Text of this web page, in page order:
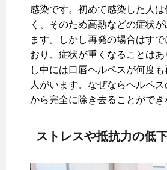
感染です。初めて感染した人
く、そのため高熱などの症状が
ます。しかし再発の場合はす
おり、症状が重くなることは
し中には口唇ヘルペスが何度も
人がいます。なぜならヘルペ
から完全に除き去ることができ
ストレスや抵抗力の低